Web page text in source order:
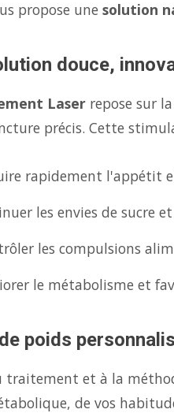
propose une solution
douce,
Laser repose sur la
précis. Cette
rapidement l'appétit
les envies de sucre
les compulsions
le métabolisme et
poids
traitement et à la
de vos